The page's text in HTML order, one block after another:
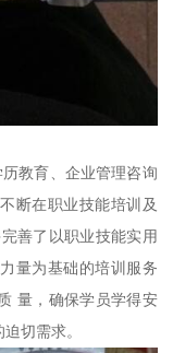
教育、企业管理咨询
断在职业技能培训及
善了以职业技能实用
量为基础的培训服务
量，确保学员学得安
切需求。